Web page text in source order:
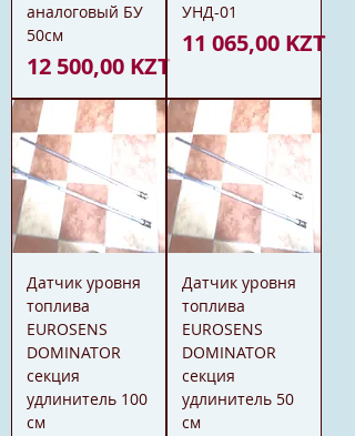
аналоговый БУ
50см
Цена
12 500,00 KZT
УНД-01
Цена
11 065,00 KZT
Датчик уровня
топлива
EUROSENS
DOMINATOR
секция
удлинитель 100
см
Датчик уровня
топлива
EUROSENS
DOMINATOR
секция
удлинитель 50
см